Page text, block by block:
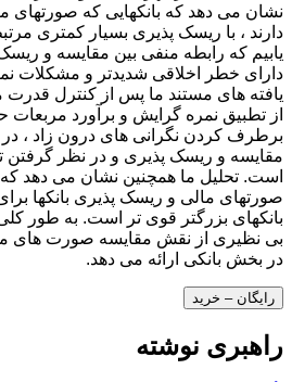
نشان می دهد که بانکهایی که صورتهای
دارند ، با ریسک پذیری بسیار کمتری
یابیم که رابطه منفی بین مقایسه و
دارای خطر اخلاقی شدیدتر و مشکلات
یافته های مستند ما پس از کنترل
از تطبیق نمره گرایش و برآورد مربعات
برطرف کردن نگرانی های درون زاد ، در
مقایسه و ریسک پذیری و در نظر گرفتن
است. تحلیل ما همچنین نشان می دهد که
صورتهای مالی و ریسک پذیری بانکها
بانکهای بزرگتر قوی تر است. به طور
بی نظیری از نقش مقایسه صورت های
در بخش بانکی ارائه می دهد.
رایگان – خرید
راهبری نوشته